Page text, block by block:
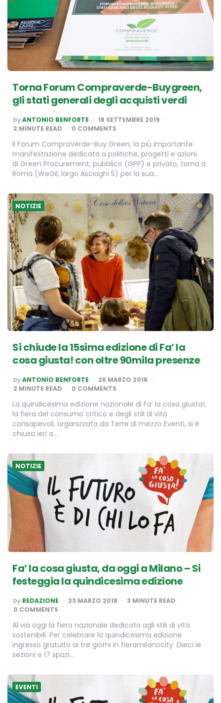
Torna Forum Compraverde-Buygreen,
gli stati generali degli acquisti verdi
POSTED
BY
byANTONIO BENFORTE
18 SETTEMBRE 2019
2 MINUTE READ 0 COMMENTS
Il Forum CompraVerde-Buy Green, la più importante
manifestazione dedicata a politiche, progetti e azioni
di Green Procurement, pubblico (GPP) e privato, torna a
Roma (WeGil, largo Asciaghi 5) per la sua…
NOTIZIE
Si chiude la 15sima edizione di Fa’ la
cosa giusta! con oltre 90mila presenze
POSTED
BY
byANTONIO BENFORTE
26 MARZO 2018
2 MINUTE READ 0 COMMENTS
La quindicesima edizione nazionale di Fa’ la cosa giusta!,
la fiera del consumo critico e degli stili di vita
consapevoli, organizzata da Terre di mezzo Eventi, si è
chiusa ieri a…
NOTIZIE
Fa’ la cosa giusta, da oggi a Milano – Si
festeggia la quindicesima edizione
POSTED
BY
by REDAZIONE 23 MARZO 2018 3 MINUTE READ
0 COMMENTS
Al via oggi la fiera nazionale dedicata agli stili di vita
sostenibili. Per celebrare la quindicesima edizione
ingresso gratuito ai tre giorni in fieramilanocity. Dieci le
sezioni e 17 spazi…
EVENTI